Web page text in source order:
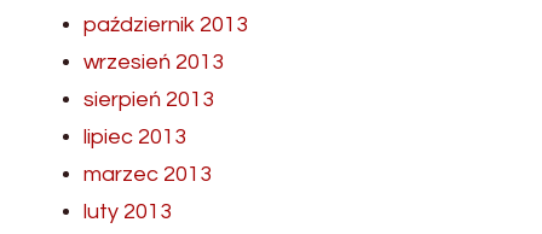
październik 2013
wrzesień 2013
sierpień 2013
lipiec 2013
marzec 2013
luty 2013